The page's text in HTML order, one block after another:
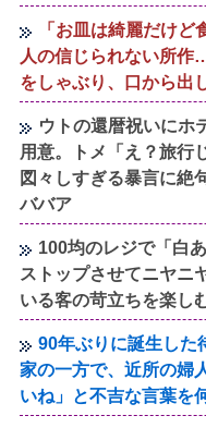
「お皿は綺麗だけ
人の信じられない所
をしゃぶり、口から出
ウトの還暦祝いにホ
用意。トメ「え？旅行
図々しすぎる暴言に
ババア
100均のレジで「白
ストップさせてニヤニ
いる客の苛立ちを楽し
90年ぶりに誕生した
家の一方で、近所の婦
いね」と不吉な言葉を